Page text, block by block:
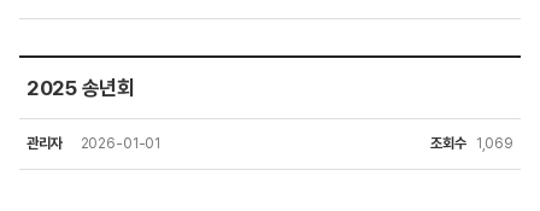
2025 송년회
관리자 2026-01-01 조회수 1,069